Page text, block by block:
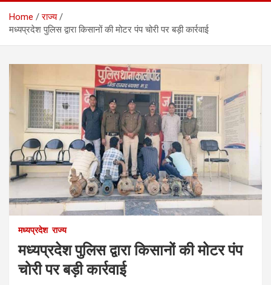
Home
राज्य
मध्यप्रदेश पुलिस द्वारा किसानों की मोटर पंप चोरी पर बड़ी कार्रवाई
मध्यप्रदेश राज्य
मध्यप्रदेश पुलिस द्वारा किसानों की मोटर पंप
चोरी पर बड़ी कार्रवाई